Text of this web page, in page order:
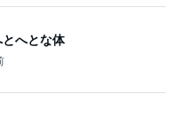
息子の写真